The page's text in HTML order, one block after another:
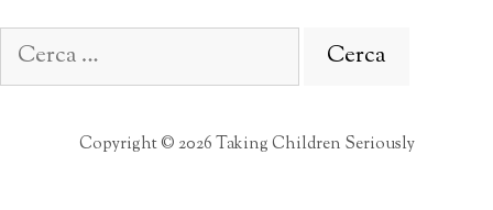
Ricerca
per:
Copyright © 2026 Taking Children Seriously